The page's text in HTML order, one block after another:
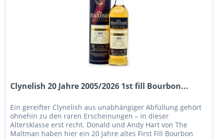
Clynelish 20 Jahre 2005/2026 1st fill Bourbon...
Ein gereifter Clynelish aus unabhängiger Abfüllung gehört
ohnehin zu den raren Erscheinungen – in dieser
Altersklasse erst recht. Donald und Andy Hart von The
Maltman haben hier ein 20 Jahre altes First Fill Bourbon